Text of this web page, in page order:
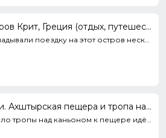
Остров Крит, Греция (отдых, путешествие на авто и пещеры)
Откладывали поездку на этот остров несколько лет, но наконец удалось его посетить. Очень было заметн...
Сочи. Ахштырская пещера и тропа над Ахштырским каньоном
Начало тропы над каньоном к пещере идёт с тер-рии села «Казачий Брод» ( Адлерский район муниципально...